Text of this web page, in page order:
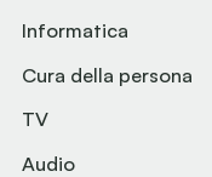
Informatica
Cura della persona
TV
Audio